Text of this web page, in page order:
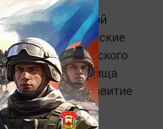
молодежной
студенческие
педагогического
училища
и вклад в развитие